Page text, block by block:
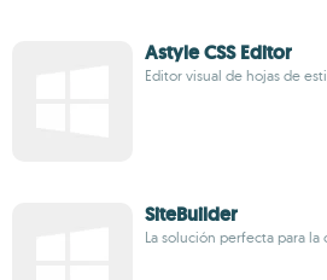
Astyle CSS Editor
Editor visual de hojas de
SiteBuilder
La solución perfecta para